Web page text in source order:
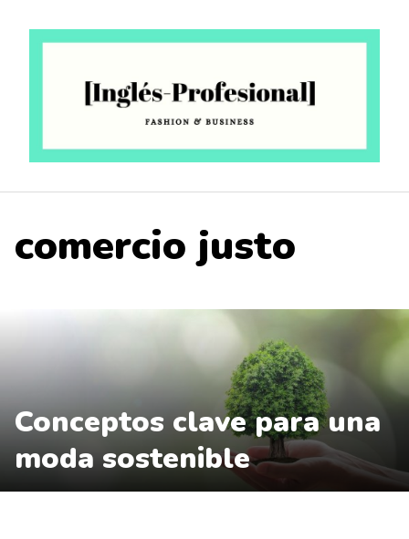
comercio justo
Conceptos clave para una
moda sostenible